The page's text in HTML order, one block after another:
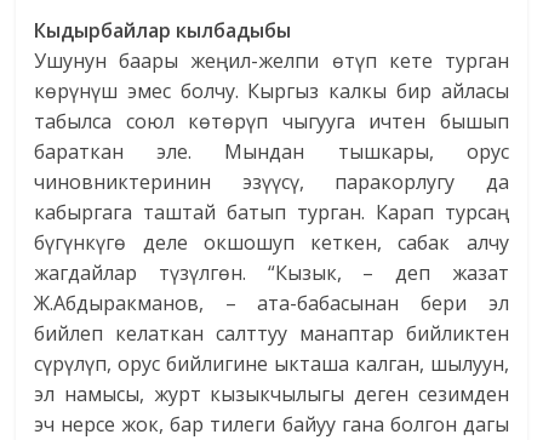
Кыдырбайлар кылбадыбы
Ушунун баары жеңил-желпи өтүп кете турган
көрүнүш эмес болчу. Кыргыз калкы бир айласы
табылса союл көтөрүп чыгууга ичтен бышып
бараткан эле. Мындан тышкары, орус
чиновниктеринин эзүүсү, паракорлугу да
кабыргага таштай батып турган. Карап турсаң
бүгүнкүгө деле окшошуп кеткен, сабак алчу
жагдайлар түзүлгөн. “Кызык, – деп жазат
Ж.Абдыракманов, – ата-бабасынан бери эл
бийлеп келаткан салттуу манаптар бийликтен
сүрүлүп, орус бийлигине ыкташа калган, шылуун,
эл намысы, журт кызыкчылыгы деген сезимден
эч нерсе жок, бар тилеги байуу гана болгон дагы